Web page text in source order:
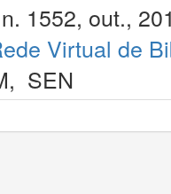
1552, out.,
Virtual de
, SEN